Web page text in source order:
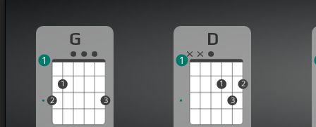
G
2
1
3
1
D
1
3
2
1